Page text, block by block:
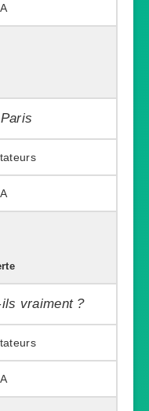
vraiment ?